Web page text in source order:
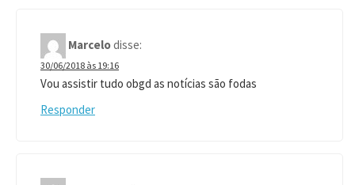
Marcelodisse:
30/06/2018 às 19:16
Vou assistir tudo obgd as notícias são fodas
Responder